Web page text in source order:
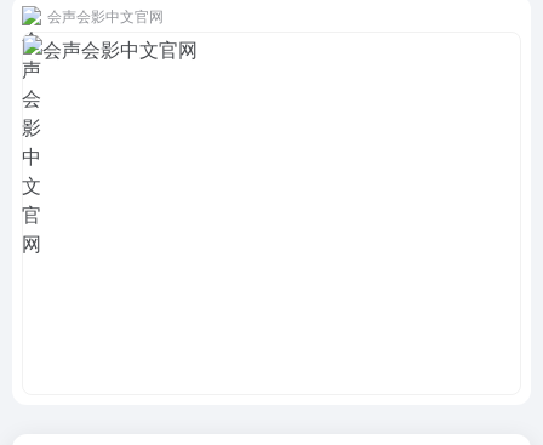
会声会影中文官网